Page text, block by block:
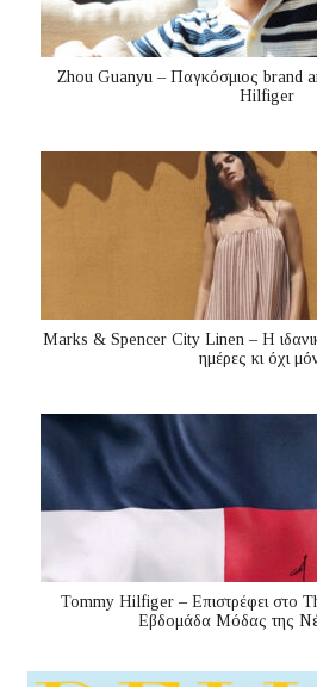
Zhou Guanyu – Παγκόσμιος brand
Hilfiger
Marks & Spencer City Linen – Η
ημέρες κι όχι
Tommy Hilfiger – Επιστρέφει στο
Εβδομάδα Μόδας της